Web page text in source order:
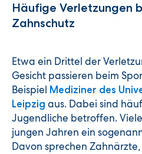
Häufige Verletzungen
Zahnschutz
Etwa ein Drittel der
Gesicht passieren beim
Beispiel Mediziner des
Leipzig aus. Dabei sind
Jugendliche betroffen.
jungen Jahren ein
Davon sprechen